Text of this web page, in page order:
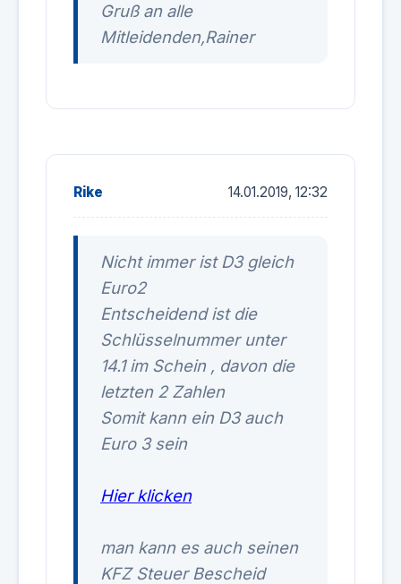
Gruß an alle
Mitleidenden,Rainer
Rike 14.01.2019, 12:32
Nicht immer ist D3 gleich
Euro2
Entscheidend ist die
Schlüsselnummer unter
14.1 im Schein , davon die
letzten 2 Zahlen
Somit kann ein D3 auch
Euro 3 sein
Hier klicken
man kann es auch seinen
KFZ Steuer Bescheid